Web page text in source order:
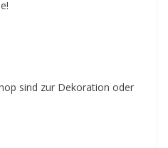
sind zur Dekoration oder